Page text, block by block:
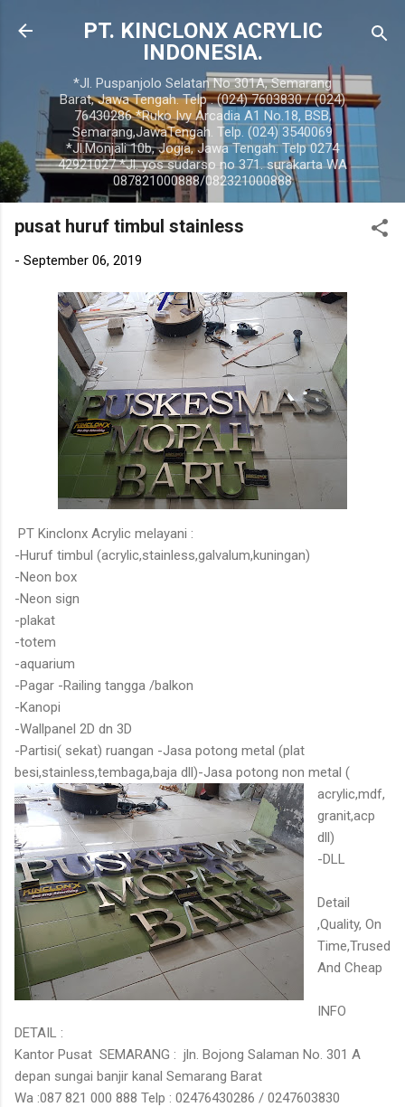
Langsung ke konten utama
PT. KINCLONX ACRYLIC
INDONESIA.
*Jl. Puspanjolo Selatan No 301A, Semarang
Barat, Jawa Tengah. Telp . (024) 7603830 / (024)
76430286 *Ruko Ivy Arcadia A1 No.18, BSB,
Semarang,JawaTengah. Telp. (024) 3540069
*Jl.Monjali 10b, Jogja, Jawa Tengah. Telp 0274
42921027 *Jl. yos sudarso no 371. surakarta WA
087821000888/082321000888
pusat huruf timbul stainless
- September 06, 2019
PT Kinclonx Acrylic melayani :
-Huruf timbul (acrylic,stainless,galvalum,kuningan)
-Neon box
-Neon sign
-plakat
-totem
-aquarium
-Pagar -Railing tangga /balkon
-Kanopi
-Wallpanel 2D dn 3D
-Partisi( sekat) ruangan -Jasa potong metal (plat
besi,stainless,tembaga,baja dll)-Jasa potong non metal (
acrylic,mdf,
granit,acp
dll)
-DLL
Detail
,Quality, On
Time,Trused
And Cheap
INFO
DETAIL :
Kantor Pusat SEMARANG : jln. Bojong Salaman No. 301 A
depan sungai banjir kanal Semarang Barat
Wa :087 821 000 888 Telp : 02476430286 / 0247603830